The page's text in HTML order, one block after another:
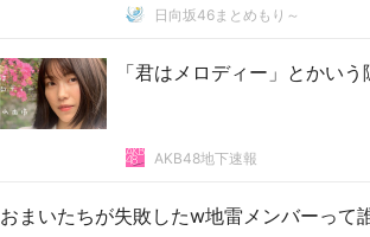
日向坂46まとめもり～
「君はメロディー」とかい
AKB48地下速報
おまいたちが失敗したw地雷メンバーって